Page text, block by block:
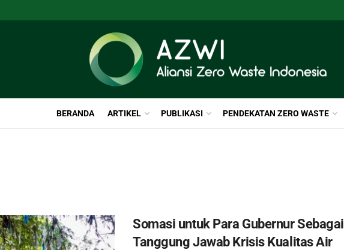
BERANDA ARTIKEL PUBLIKASI PENDEKATAN ZERO WASTE
Somasi untuk Para Gubernur Sebagai
Tanggung Jawab Krisis Kualitas Air